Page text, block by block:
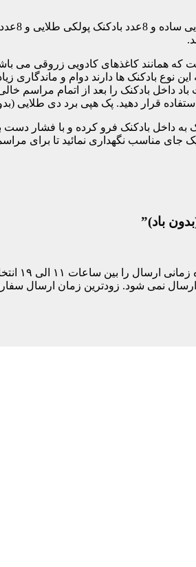
همانند کاغذهای کادویی زروقی می
بادکنک ها دارند دوام و ماندگاری
داخل بادکنک را بعد از اتمام مراسم
قرار دهید. پک هپی برد دی طلایی
داخل بادکنک فرو کرده و با فشار دست
جای مناسب نگهداری نمائید تا برای
باد)”
مشتری